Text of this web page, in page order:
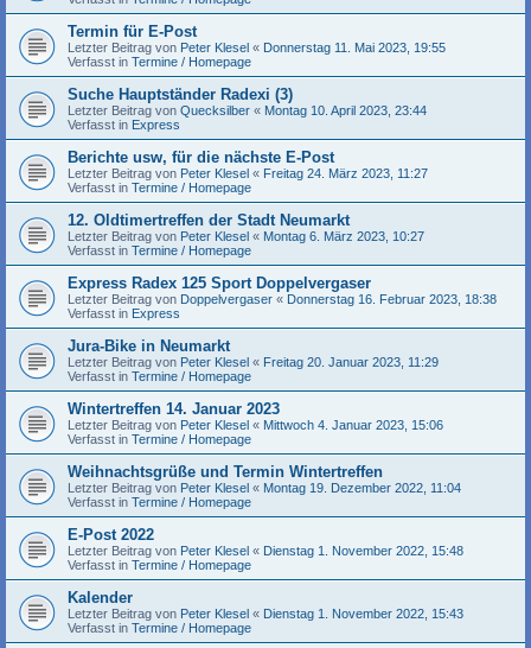
Termin für E-Post
Letzter Beitrag von Peter Klesel « Donnerstag 11. Mai 2023, 19:55
Verfasst in Termine / Homepage
Suche Hauptständer Radexi (3)
Letzter Beitrag von Quecksilber « Montag 10. April 2023, 23:44
Verfasst in Express
Berichte usw, für die nächste E-Post
Letzter Beitrag von Peter Klesel « Freitag 24. März 2023, 11:27
Verfasst in Termine / Homepage
12. Oldtimertreffen der Stadt Neumarkt
Letzter Beitrag von Peter Klesel « Montag 6. März 2023, 10:27
Verfasst in Termine / Homepage
Express Radex 125 Sport Doppelvergaser
Letzter Beitrag von Doppelvergaser « Donnerstag 16. Februar 2023, 18:38
Verfasst in Express
Jura-Bike in Neumarkt
Letzter Beitrag von Peter Klesel « Freitag 20. Januar 2023, 11:29
Verfasst in Termine / Homepage
Wintertreffen 14. Januar 2023
Letzter Beitrag von Peter Klesel « Mittwoch 4. Januar 2023, 15:06
Verfasst in Termine / Homepage
Weihnachtsgrüße und Termin Wintertreffen
Letzter Beitrag von Peter Klesel « Montag 19. Dezember 2022, 11:04
Verfasst in Termine / Homepage
E-Post 2022
Letzter Beitrag von Peter Klesel « Dienstag 1. November 2022, 15:48
Verfasst in Termine / Homepage
Kalender
Letzter Beitrag von Peter Klesel « Dienstag 1. November 2022, 15:43
Verfasst in Termine / Homepage